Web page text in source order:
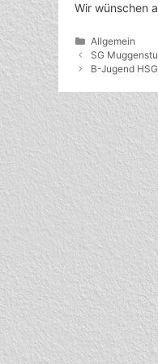
Wir wünschen
Kategorien
Allgemein
SG
B-Jugend